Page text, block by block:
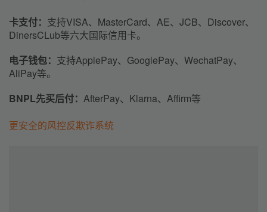
卡支付： 支持VISA、MasterCard、AE、JCB、Discover、
DinersCLub等六大国际信用卡。
电子钱包： 支持ApplePay、GooglePay、WechatPay、
AliPay等。
BNPL先买后付： AfterPay、 Klarna、Affirm等
更安全的风控反欺诈系统